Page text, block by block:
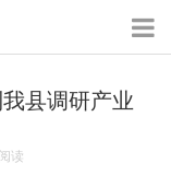
县调研产业
阅读